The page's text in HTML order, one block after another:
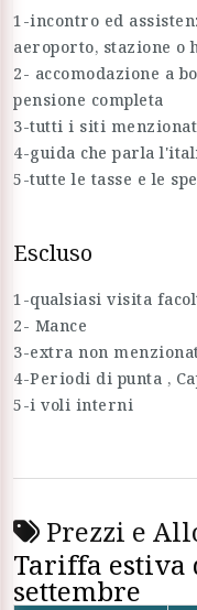
9-il Tempio di File
10-l'obelisco incompiuto
1-incontro ed
aeroporto, stazione o
2- accomodazione a
pensione completa
3-tutti i siti
4-guida che parla
5-tutte le tasse e le
Escluso
1-qualsiasi visita
2- Mance
3-extra non
4-Periodi di punta ,
5-i voli interni
Prezzi e
Tariffa estiva
settembre